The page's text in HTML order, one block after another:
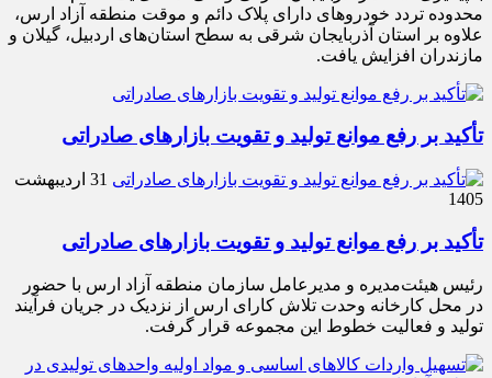
محدوده تردد خودروهای دارای پلاک دائم و موقت منطقه آزاد ارس،
علاوه بر استان آذربایجان شرقی به سطح استان‌های اردبیل، گیلان و
مازندران افزایش یافت.
تأکید بر رفع موانع تولید و تقویت بازارهای صادراتی
31 اردیبهشت
1405
تأکید بر رفع موانع تولید و تقویت بازارهای صادراتی
رئیس هیئت‌مدیره و مدیرعامل سازمان منطقه آزاد ارس با حضور
در محل کارخانه وحدت تلاش کارای ارس از نزدیک در جریان فرآیند
تولید و فعالیت خطوط این مجموعه قرار گرفت.